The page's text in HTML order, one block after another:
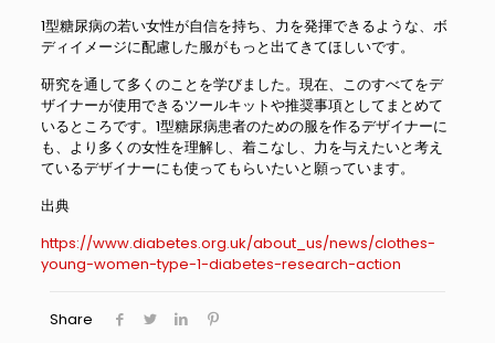
1型糖尿病の若い女性が自信を持ち、力を発揮できるような、ボ
ディイメージに配慮した服がもっと出てきてほしいです。
研究を通して多くのことを学びました。現在、このすべてをデ
ザイナーが使用できるツールキットや推奨事項としてまとめて
いるところです。1型糖尿病患者のための服を作るデザイナーに
も、より多くの女性を理解し、着こなし、力を与えたいと考え
ているデザイナーにも使ってもらいたいと願っています。
出典
https://www.diabetes.org.uk/about_us/news/clothes-
young-women-type-1-diabetes-research-action
Share